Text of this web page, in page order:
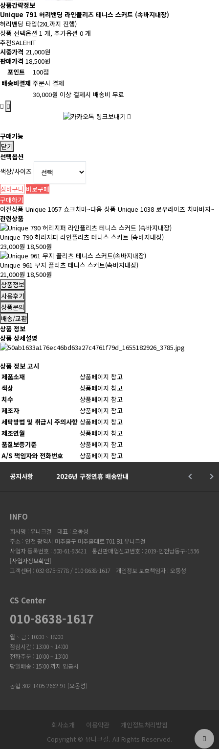
상품간략정보
Unique 791 허리밴딩 라인플리츠 테니스 스커트 (속바지내장)
허리밴딩 타입(2XL까지 진행)
상품 선택옵션 1 개, 추가옵션 0 개
추천SALEHIT
시중가격 21,000원
판매가격 18,500원
포인트
100점
배송비결제 주문시 결제
30,000원 이상 결제시 배송비 무료
구매기능
닫기
선택옵션
색상/사이즈
장바구니 바로구매
구매하기
이전상품 Unique 1057 쇼크치마~다음 상품 Unique 1038 로우라이즈 치마바지~
관련상품
Unique 790 허리지퍼 라인플리츠 테니스 스커트 (속바지내장)
23,000원 18,500원
Unique 961 무지 플리츠 테니스 스커트(속바지내장)
21,000원 18,500원
상품정보
사용후기
상품문의
배송/교환
상품 정보
상품 상세설명
상품 정보 고시
제품소재
상품페이지 참고
색상
상품페이지 참고
치수
상품페이지 참고
제조자
상품페이지 참고
세탁방법 및 취급시 주의사항 상품페이지 참고
제조연월
상품페이지 참고
품질보증기준
상품페이지 참고
A/S 책임자와 전화번호
상품페이지 참고
공지사항 2026년 구정연휴 배송안내
INFO
회사명 : 유니크걸
대표 : 오동성
주소 : 인천 광역시 미추홀구 미추홀대로 701 B1 유니크걸
사업자 등록번호 : 508-61-93421
통신판매업신고번호 : 2019-인천남동구-1536
[사업자정보확인]
고객센터 : 032-875-5778 / 010-8638-1617
개인정보 보호책임자 : 오동성
CS Center
010-8638-1617
월 ~ 금 : 10:00 ~ 18:00
점심시간 : 13:00 ~ 14:00
전화주문 : 10:00 ~ 13:00
당일배송 : 15:00 까지 입금시
농협 302-1405-2662-91 (오동성)
회사소개 이용약관
개인정보처리방침
Copyright © 유니크걸. All Rights Reserved.